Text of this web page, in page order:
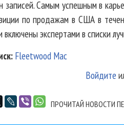
записей. Самым успешным в
по продажам в США в
экспертами в списки
Fleetwood Mac
Войдите
ПРОЧИТАЙ НОВОСТИ